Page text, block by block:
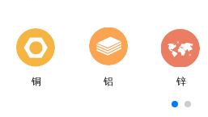
铜 铝 锌